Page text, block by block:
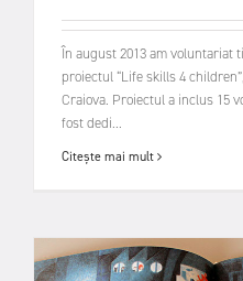
În august 2013 am voluntariat
proiectul “Life skills 4
Craiova. Proiectul a inclus 15
fost dedi...
Citește mai mult